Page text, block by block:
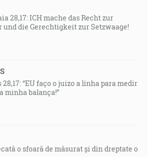
28,17: ICH mache das Recht zur
die Gerechtigkeit zur Setzwaage!
28,17: “EU faço o juizo a linha para medir
minha balança!”
o sfoară de măsurat și din dreptate o